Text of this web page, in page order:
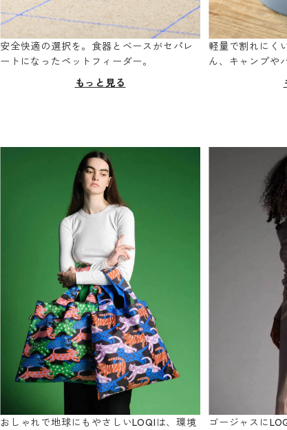
安全快適の選択を。食器とベースがセパレ
ートになったペットフィーダー。
もっと見る
軽量で割れにく
ん、キャンプや
おしゃれで地球にもやさしいLOQIは、環境
ゴージャスに